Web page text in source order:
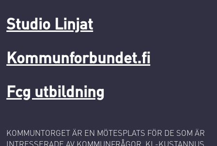
Studio Linjat
Kommunforbundet.fi
Fcg utbildning
KOMMUNTORGET ÄR EN MÖTESPLATS FÖR DE SOM ÄR
INTRESSERADE AV KOMMUNFRÅGOR. KL-KUSTANNUS